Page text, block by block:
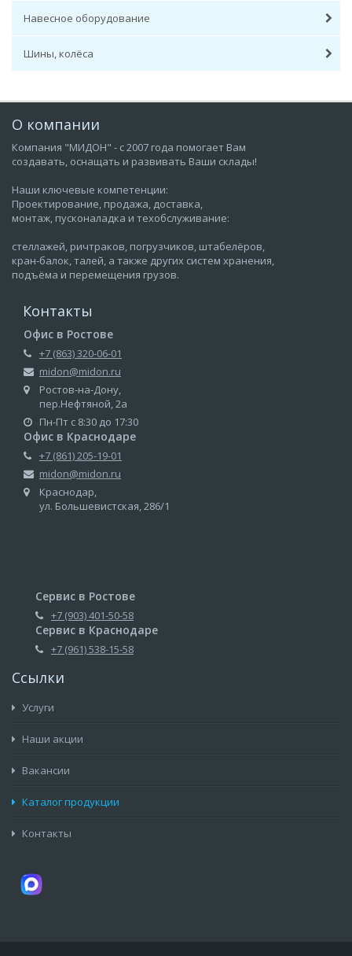
Навесное оборудование
Шины, колёса
О компании
Компания "МИДОН" - с 2007 года помогает Вам
создавать, оснащать и развивать Ваши склады!
Наши ключевые компетенции:
Проектирование, продажа, доставка,
монтаж, пусконаладка и техобслуживание:
стеллажей, ричтраков, погрузчиков, штабелёров,
кран-балок, талей, а также других систем хранения,
подъёма и перемещения грузов.
Контакты
Офис в Ростове
+7 (863) 320-06-01
midon@midon.ru
Ростов-на-Дону,
пер.Нефтяной, 2а
Пн-Пт с 8:30 до 17:30
Офис в Краснодаре
+7 (861) 205-19-01
midon@midon.ru
Краснодар,
ул. Большевистская, 286/1
Сервис в Ростове
+7 (903) 401-50-58
Сервис в Краснодаре
+7 (961) 538-15-58
Ссылки
Услуги
Наши акции
Вакансии
Каталог продукции
Контакты